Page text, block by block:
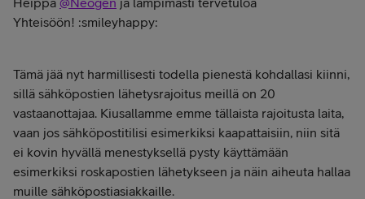
Yhteisöön! :smileyhappy:
Tämä jää nyt harmillisesti todella pienestä kohdallasi kiinni,
sillä sähköpostien lähetysrajoitus meillä on 20
vastaanottajaa. Kiusallamme emme tällaista rajoitusta laita,
vaan jos sähköpostitilisi esimerkiksi kaapattaisiin, niin sitä
ei kovin hyvällä menestyksellä pysty käyttämään
esimerkiksi roskapostien lähetykseen ja näin aiheuta hallaa
muille sähköpostiasiakkaille.